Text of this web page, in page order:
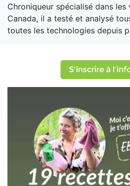
Chroniqueur spécialisé dans les
Canada, il a testé et analysé
toutes les technologies depuis
S'inscrire à